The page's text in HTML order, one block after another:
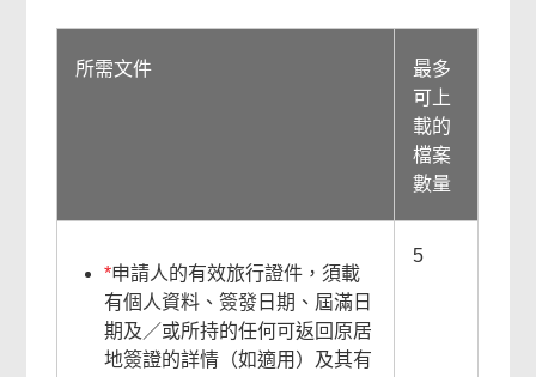
所需文件
最多
可上
載的
檔案
數量
*申請人的有效旅行證件，須載
有個人資料、簽發日期、屆滿日
期及／或所持的任何可返回原居
地簽證的詳情（如適用）及其有
5